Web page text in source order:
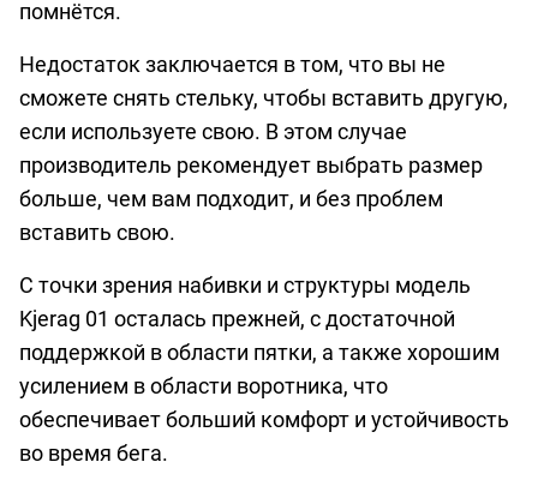
помнётся.
Недостаток заключается в том, что вы не
сможете снять стельку, чтобы вставить другую,
если используете свою. В этом случае
производитель рекомендует выбрать размер
больше, чем вам подходит, и без проблем
вставить свою.
С точки зрения набивки и структуры модель
Kjerag 01 осталась прежней, с достаточной
поддержкой в ​​области пятки, а также хорошим
усилением в области воротника, что
обеспечивает больший комфорт и устойчивость
во время бега.